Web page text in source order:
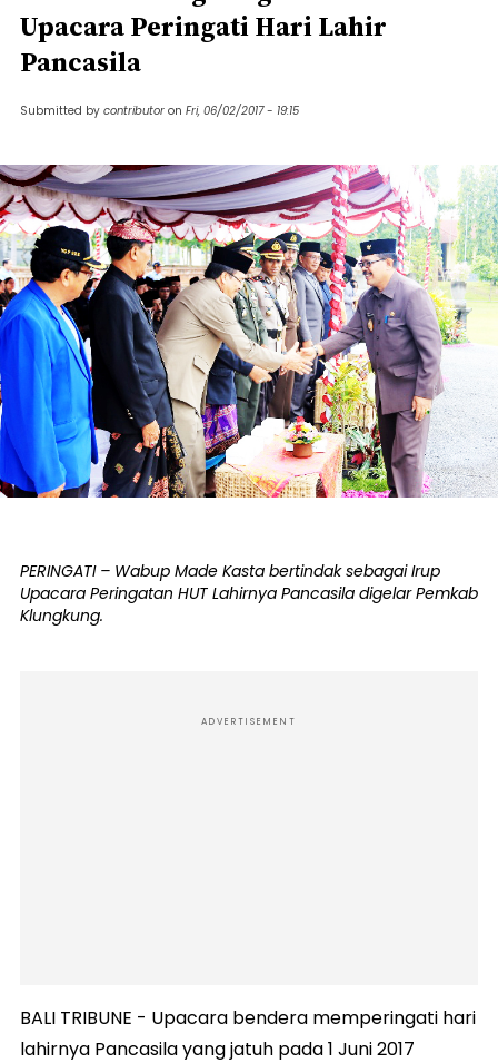
Upacara Peringati Hari Lahir
Pancasila
Submitted by contributor on Fri, 06/02/2017 - 19:15
PERINGATI – Wabup Made Kasta bertindak sebagai Irup
Upacara Peringatan HUT Lahirnya Pancasila digelar Pemkab
Klungkung.
ADVERTISEMENT
BALI TRIBUNE - Upacara bendera memperingati hari
lahirnya Pancasila yang jatuh pada 1 Juni 2017